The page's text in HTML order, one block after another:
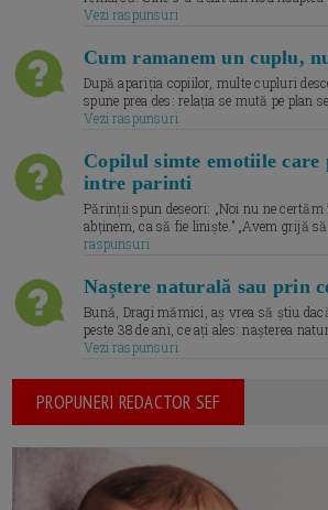
Vezi raspunsuri
Cum ramanem un cuplu,
După apariția copiilor, multe cupluri
spune prea des: relația se mută pe plan
Vezi raspunsuri
Copilul simte emotiile care
intre parinti
Părinții spun deseori: „Noi nu ne certăm
abținem, ca să fie liniște.” „Avem grijă
raspunsuri
Naștere naturală sau prin
Bună, Dragi mămici, aș vrea să știu
peste 38 de ani, ce ați ales: nașterea
Vezi raspunsuri
PROPUNERI REDACTOR SEF